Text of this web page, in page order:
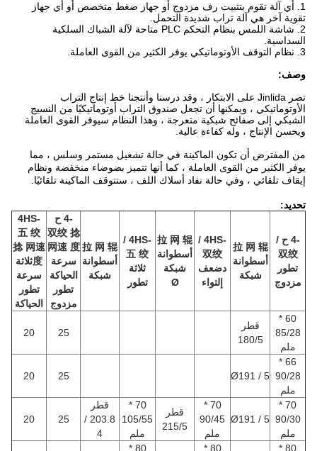
1. أي آلة تقوم بتثبيت رف مزدوج أو جهاز ضغط متخصص أو أي جهاز
تقوية آخر هي آلة تراب شديدة التحمل.
2. شاشة اللمس بنظام التحكم PLC متاحة لآلة الشباك السلكية
السداسية.
وصف:
تصر Jinlida على الابتكار ، وقد درسنا وأنتجنا خط إنتاج التراب
الأوتوماتيكي ، ويمكنها أن تجعل صندوق التراب أوتوماتيكيًا من النسيج
الشبكي إلى صفائح شبكية متعرجة ، وهذا النظام سيوفر القوى العاملة
ويحسن الإنتاج ، وله كفاءة عالية.
من المفترض أن تكون الماكينة في حالة تشغيل مستمر وسلس ، مما
يوفر الكثير من القوى العاملة ، كما أنها تتميز بضوضاء منخفضة ونظام
إيقاف تلقائي ، وفي حالة نفاد أسلاك اللف ، ستتوقف الماكينة تلقائيًا.
تحديد:
双绞
تطور
مزدوج
拉 网 辊
أسطوانة
شبكة
双绞
ضعف
إلتواء
拉 网 辊
أسطوانة
شبكة
Ø
五 绞
ثلاثة
تطور
拉 网 辊
أسطوانة
شبكة
双绞 捻
网速 度
سرعة
الحياكة
تطور
مزدوج
五 绞
捻 网速
度ثلاثة
سرعة
تطور
الحياكة
60 *
85/28
ملم
قطر
180/5
25
20
66 *
90/28
ملم
Ø191 / 5
25
20
70 *
90/30
ملم
Ø191 / 5
70 *
90/45
ملم
قطر
215/5
70 *
105/55
ملم
قطر
203.8 /
4
25
20
80 *
80 *
80 *